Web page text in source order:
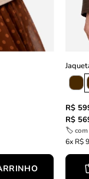
R$
R$
🏷 com
6x R$